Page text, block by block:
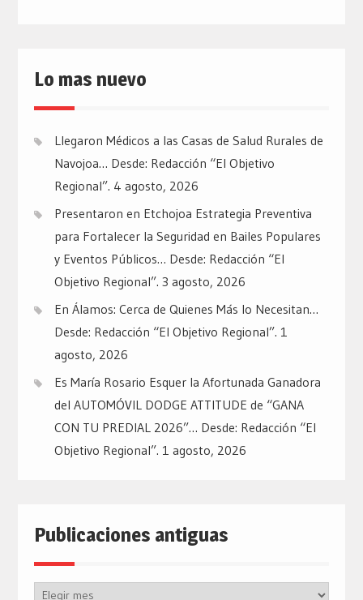
Lo mas nuevo
Llegaron Médicos a las Casas de Salud Rurales de
Navojoa… Desde: Redacción “El Objetivo
Regional”. 4 agosto, 2026
Presentaron en Etchojoa Estrategia Preventiva
para Fortalecer la Seguridad en Bailes Populares
y Eventos Públicos… Desde: Redacción “El
Objetivo Regional”. 3 agosto, 2026
En Álamos: Cerca de Quienes Más lo Necesitan…
Desde: Redacción “El Objetivo Regional”. 1
agosto, 2026
Es María Rosario Esquer la Afortunada Ganadora
del AUTOMÓVIL DODGE ATTITUDE de “GANA
CON TU PREDIAL 2026”… Desde: Redacción “El
Objetivo Regional”. 1 agosto, 2026
Publicaciones antiguas
Publicaciones